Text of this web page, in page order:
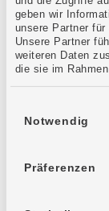
geben wir
unsere Partner für
Unsere Partner
weiteren Daten
die sie im
Notwendig
Präferenzen